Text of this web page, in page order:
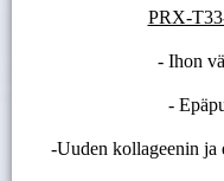
PRX-
- Ihon
-
-Uuden kollageenin ja